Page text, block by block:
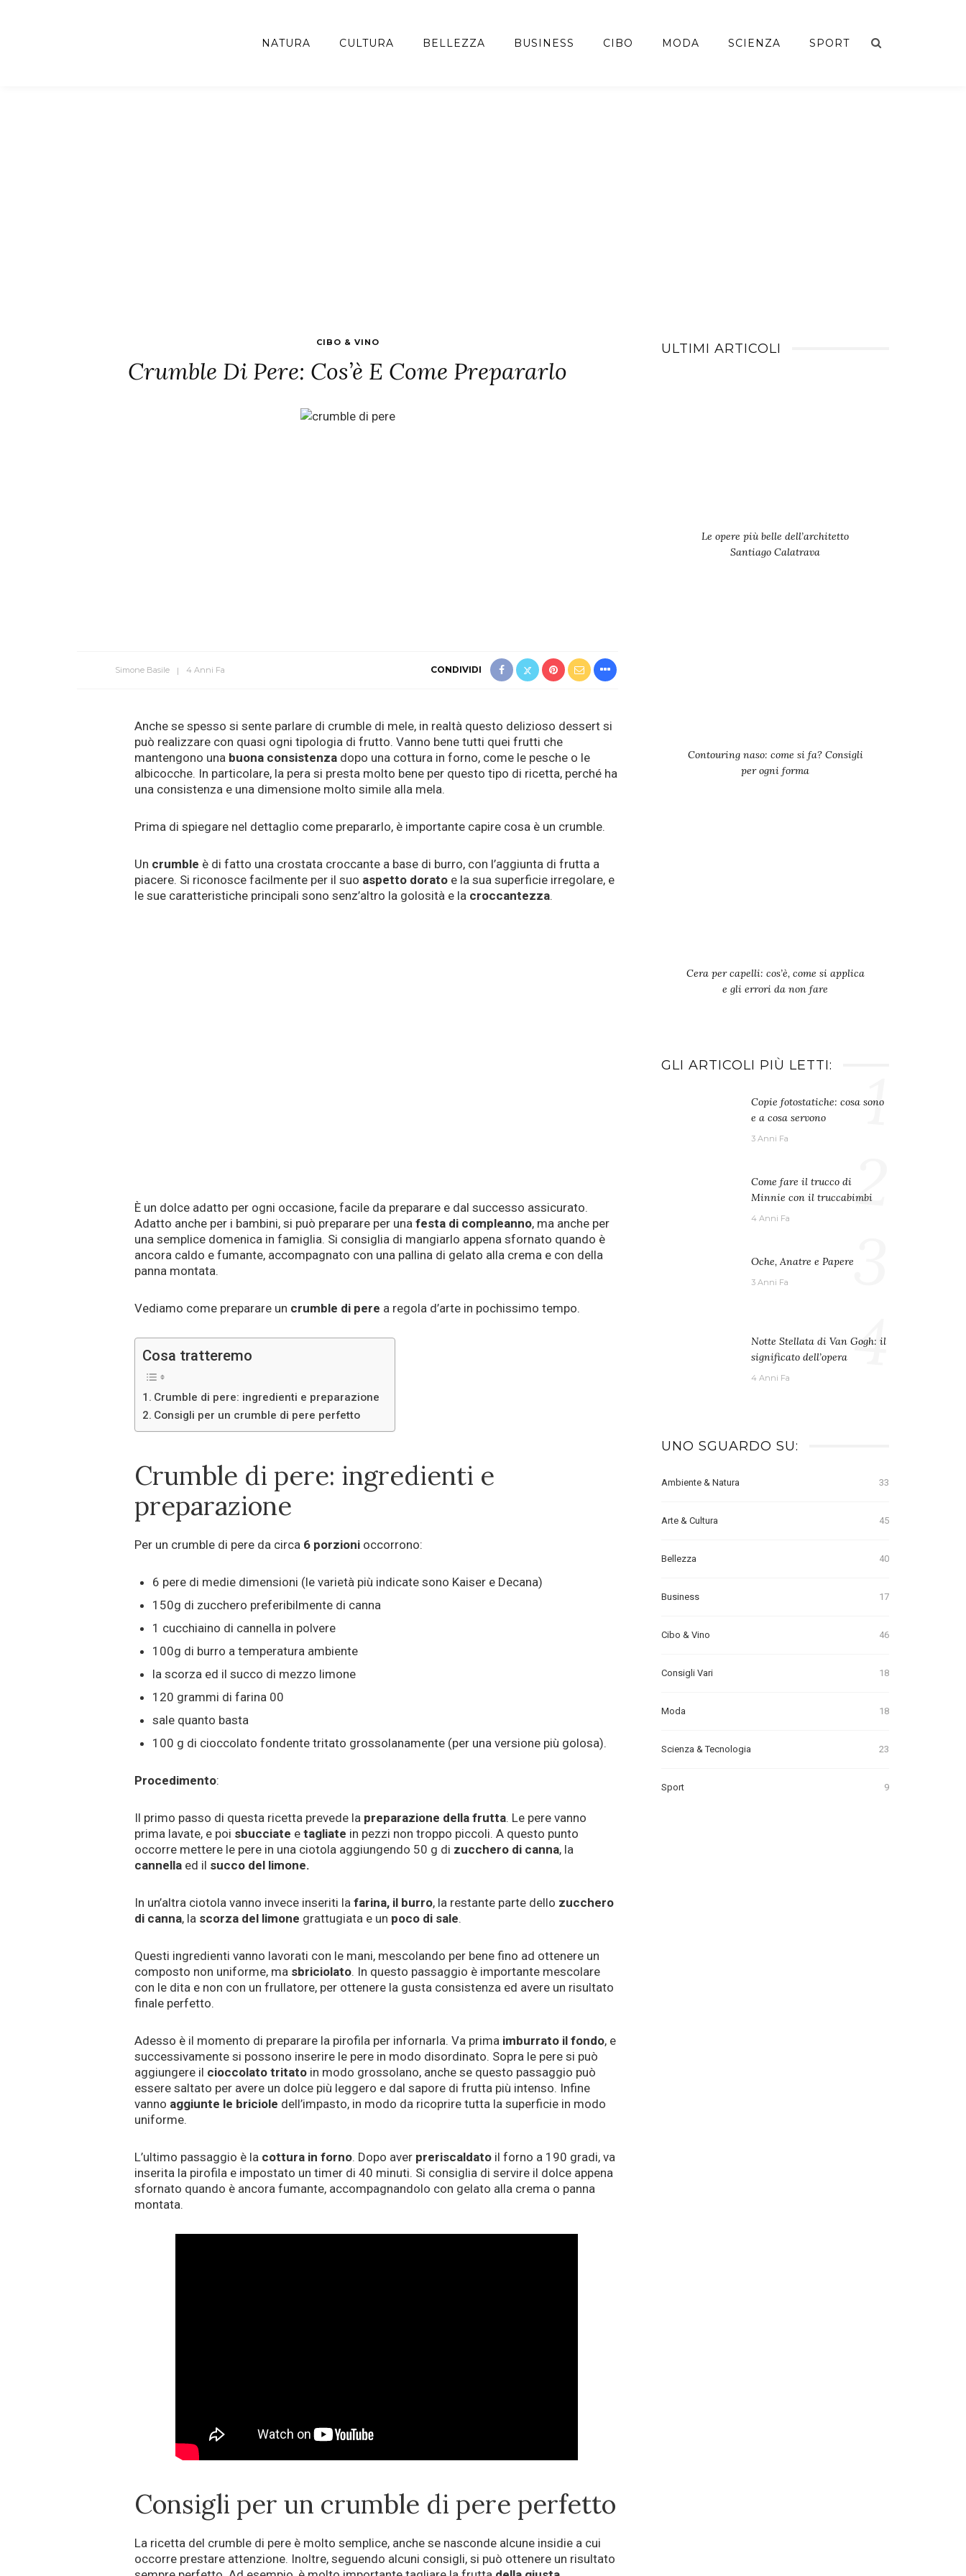
NATURA CULTURA BELLEZZA BUSINESS CIBO MODA SCIENZA SPORT
CIBO & VINO
Crumble Di Pere: Cos’è E Come Prepararlo
Simone Basile 4 Anni Fa CONDIVIDI
Anche se spesso si sente parlare di crumble di mele, in realtà questo delizioso dessert si
può realizzare con quasi ogni tipologia di frutto. Vanno bene tutti quei frutti che
mantengono una buona consistenza dopo una cottura in forno, come le pesche o le
albicocche. In particolare, la pera si presta molto bene per questo tipo di ricetta, perché ha
una consistenza e una dimensione molto simile alla mela.
Prima di spiegare nel dettaglio come prepararlo, è importante capire cosa è un crumble.
Un crumble è di fatto una crostata croccante a base di burro, con l’aggiunta di frutta a
piacere. Si riconosce facilmente per il suo aspetto dorato e la sua superficie irregolare, e
le sue caratteristiche principali sono senz’altro la golosità e la croccantezza.
È un dolce adatto per ogni occasione, facile da preparare e dal successo assicurato.
Adatto anche per i bambini, si può preparare per una festa di compleanno, ma anche per
una semplice domenica in famiglia. Si consiglia di mangiarlo appena sfornato quando è
ancora caldo e fumante, accompagnato con una pallina di gelato alla crema e con della
panna montata.
Vediamo come preparare un crumble di pere a regola d’arte in pochissimo tempo.
Cosa tratteremo
Crumble di pere: ingredienti e preparazione
Consigli per un crumble di pere perfetto
Crumble di pere: ingredienti e
preparazione
Per un crumble di pere da circa 6 porzioni occorrono:
6 pere di medie dimensioni (le varietà più indicate sono Kaiser e Decana)
150g di zucchero preferibilmente di canna
1 cucchiaino di cannella in polvere
100g di burro a temperatura ambiente
la scorza ed il succo di mezzo limone
120 grammi di farina 00
sale quanto basta
100 g di cioccolato fondente tritato grossolanamente (per una versione più golosa).
Procedimento:
Il primo passo di questa ricetta prevede la preparazione della frutta. Le pere vanno
prima lavate, e poi sbucciate e tagliate in pezzi non troppo piccoli. A questo punto
occorre mettere le pere in una ciotola aggiungendo 50 g di zucchero di canna, la
cannella ed il succo del limone.
In un’altra ciotola vanno invece inseriti la farina, il burro, la restante parte dello zucchero
di canna, la scorza del limone grattugiata e un poco di sale.
Questi ingredienti vanno lavorati con le mani, mescolando per bene fino ad ottenere un
composto non uniforme, ma sbriciolato. In questo passaggio è importante mescolare
con le dita e non con un frullatore, per ottenere la gusta consistenza ed avere un risultato
finale perfetto.
Adesso è il momento di preparare la pirofila per infornarla. Va prima imburrato il fondo, e
successivamente si possono inserire le pere in modo disordinato. Sopra le pere si può
aggiungere il cioccolato tritato in modo grossolano, anche se questo passaggio può
essere saltato per avere un dolce più leggero e dal sapore di frutta più intenso. Infine
vanno aggiunte le briciole dell’impasto, in modo da ricoprire tutta la superficie in modo
uniforme.
L’ultimo passaggio è la cottura in forno. Dopo aver preriscaldato il forno a 190 gradi, va
inserita la pirofila e impostato un timer di 40 minuti. Si consiglia di servire il dolce appena
sfornato quando è ancora fumante, accompagnandolo con gelato alla crema o panna
montata.
Consigli per un crumble di pere perfetto
La ricetta del crumble di pere è molto semplice, anche se nasconde alcune insidie a cui
occorre prestare attenzione. Inoltre, seguendo alcuni consigli, si può ottenere un risultato
ULTIMI ARTICOLI
Le opere più belle dell’architetto
Santiago Calatrava
Contouring naso: come si fa? Consigli
per ogni forma
Cera per capelli: cos’è, come si applica
e gli errori da non fare
GLI ARTICOLI PIÙ LETTI:
Copie fotostatiche: cosa sono
e a cosa servono
3 Anni Fa 1
Come fare il trucco di
Minnie con il truccabimbi
4 Anni Fa 2
Oche, Anatre e Papere
3 Anni Fa 3
Notte Stellata di Van Gogh: il
significato dell’opera
4 Anni Fa 4
UNO SGUARDO SU:
Ambiente & Natura 33
Arte & Cultura 45
Bellezza 40
Business 17
Cibo & Vino 46
Consigli Vari 18
Moda 18
Scienza & Tecnologia 23
Sport 9